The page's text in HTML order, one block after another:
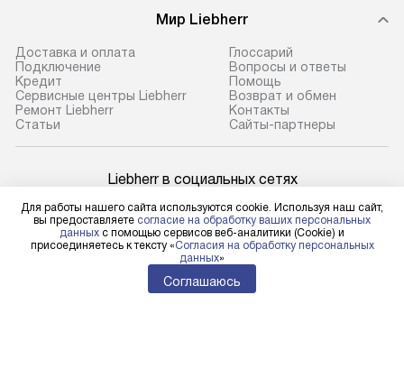
Мир Liebherr
Доставка и оплата
Подключение
Кредит
Сервисные центры Liebherr
Ремонт Liebherr
Cтатьи
Глоссарий
Вопросы и ответы
Помощь
Возврат и обмен
Контакты
Сайты-партнеры
Liebherr в социальных сетях
Для физических лиц
shop@l-rus.ru
Для юридических лиц
Для работы нашего сайта используются cookie. Используя наш сайт,
вы предоставляете согласие на обработку ваших персональных
данных с помощью сервисов веб-аналитики (Cookie) и
присоединяетесь к тексту «Согласия на обработку персональных
данных»
Соглашаюсь